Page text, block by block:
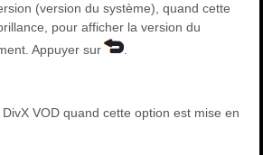
(version du système), quand cette
pour afficher la version du
Appuyer sur
VOD quand cette option est mise en